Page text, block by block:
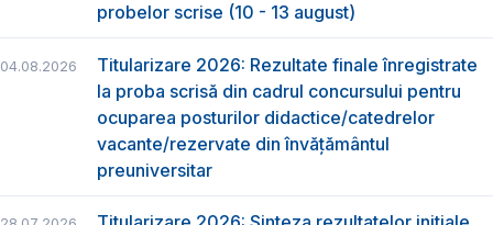
probelor scrise (10 - 13 august)
04.08.2026
Titularizare 2026: Rezultate finale înregistrate
la proba scrisă din cadrul concursului pentru
ocuparea posturilor didactice/catedrelor
vacante/rezervate din învăţământul
preuniversitar